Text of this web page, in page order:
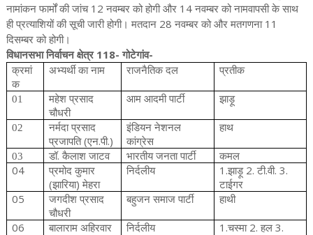
नामांकन फार्मों की जांच12 नवम्बर को होगी और14 नवम्बर को नामवापसी के साथ
ही प्रत्याशियों की सूची जारी होगी। मतदान28 नवम्बर को और मतगणना11
दिसम्बर को होगी।
विधानसभा निर्वाचन क्षेत्र118- गोटेगांव-
क्रमां
क
अभ्यर्थी का नाम राजनैतिक दल प्रतीक
01 महेश प्रसाद
चौधरी
आम आदमी पार्टी झाड़ू
02 नर्मदा प्रसाद
प्रजापति(एन.पी.)
इंडियन नेशनल
कांग्रेस
हाथ
03 डॉ.कैलाश जाटव भारतीय जनता पार्टी कमल
04 प्रमोद कुमार
(झारिया)मेहरा
निर्दलीय 1.झाड़ू 2.टी.वी. 3.
टाईगर
05 जगदीश प्रसाद
चौधरी
बहुजन समाज पार्टी हाथी
06 बालाराम अहिरवार निर्दलीय 1.चस्मा 2.हल3.